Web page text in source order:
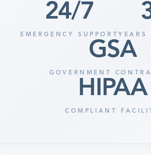
24/7
EMERGENCY SUPPORT YEARS
GSA
GOVERNMENT
HIPAA
COMPLIANT